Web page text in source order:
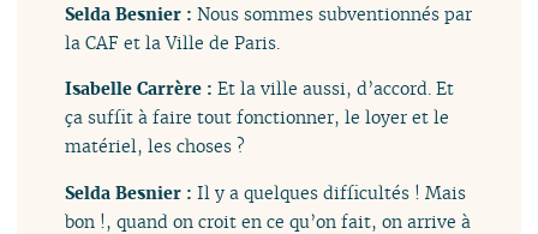
Selda Besnier :Nous sommes subventionnés par
la CAF et la Ville de Paris.
Isabelle Carrère :Et la ville aussi, d’accord. Et
ça suffit à faire tout fonctionner, le loyer et le
matériel, les choses ?
Selda Besnier :Il y a quelques difficultés ! Mais
bon !, quand on croit en ce qu’on fait, on arrive à